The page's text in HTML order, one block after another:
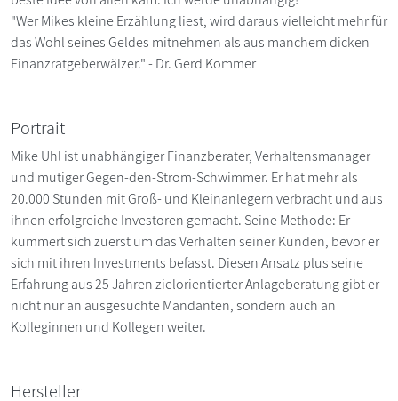
"Wer Mikes kleine Erzählung liest, wird daraus vielleicht mehr für
das Wohl seines Geldes mitnehmen als aus manchem dicken
Finanzratgeberwälzer." - Dr. Gerd Kommer
Portrait
Mike Uhl ist unabhängiger Finanzberater, Verhaltensmanager
und mutiger Gegen-den-Strom-Schwimmer. Er hat mehr als
20.000 Stunden mit Groß- und Kleinanlegern verbracht und aus
ihnen erfolgreiche Investoren gemacht. Seine Methode: Er
kümmert sich zuerst um das Verhalten seiner Kunden, bevor er
sich mit ihren Investments befasst. Diesen Ansatz plus seine
Erfahrung aus 25 Jahren zielorientierter Anlageberatung gibt er
nicht nur an ausgesuchte Mandanten, sondern auch an
Kolleginnen und Kollegen weiter.
Hersteller